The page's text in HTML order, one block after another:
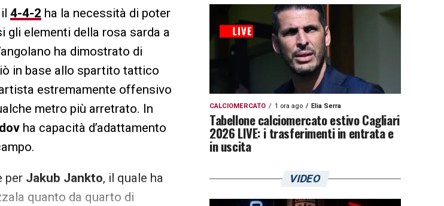
4-4-2 ha la necessità di poter
gli elementi della rosa sarda a
ha dimostrato di
in base allo spartito tattico
estremamente offensivo
metro più arretrato. In
ha capacità d’adattamento
per Jakub Jankto, il quale ha
quanto da quarto di
CALCIOMERCATO 1 ora ago Elia Serra
Tabellone calciomercato estivo Cagliari
2026 LIVE: i trasferimenti in entrata e
in uscita
VIDEO